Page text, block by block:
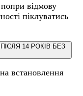
відмову
піклуватись
14 РОКІВ БЕЗ
встановлення